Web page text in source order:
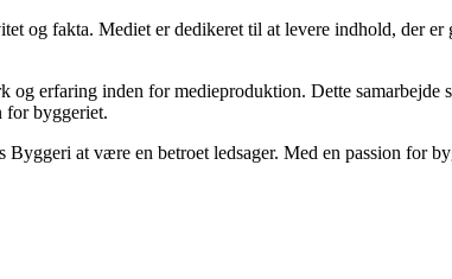
og fakta. Mediet er dedikeret til at levere indhold, der
erfaring inden for medieproduktion. Dette
for byggeriet.
at være en betroet ledsager. Med en passion for